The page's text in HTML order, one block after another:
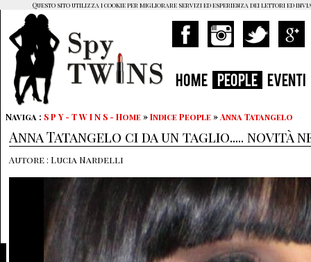
HOME PEOPLE EVENTI
Naviga : S P Y - T W I N S - Home »Indice People »Anna Tatangelo
Anna Tatangelo ci da un taglio..... novità
Autore : Lucia Nardelli
Questo sito utilizza i cookie per migliorare servizi ed esperienza dei lettori ed